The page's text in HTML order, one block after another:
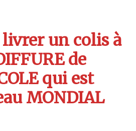
un colis à
de
qui est
MONDIAL